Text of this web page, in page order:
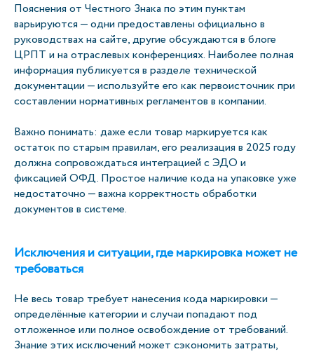
Пояснения от Честного Знака по этим пунктам
варьируются — одни предоставлены официально в
руководствах на сайте, другие обсуждаются в блоге
ЦРПТ и на отраслевых конференциях. Наиболее полная
информация публикуется в разделе технической
документации — используйте его как первоисточник при
составлении нормативных регламентов в компании.
Важно понимать: даже если товар маркируется как
остаток по старым правилам, его реализация в 2025 году
должна сопровождаться интеграцией с ЭДО и
фиксацией ОФД. Простое наличие кода на упаковке уже
недостаточно — важна корректность обработки
документов в системе.
Исключения и ситуации, где маркировка может не
требоваться
Не весь товар требует нанесения кода маркировки —
определённые категории и случаи попадают под
отложенное или полное освобождение от требований.
Знание этих исключений может сэкономить затраты,